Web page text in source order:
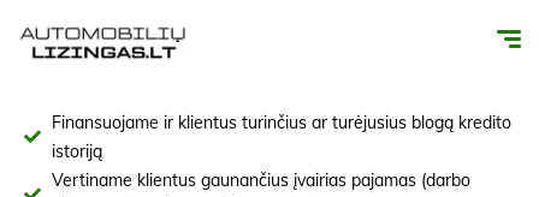
Finansuojame ir klientus turinčius ar turėjusius blogą kredito
istoriją
Vertiname klientus gaunančius įvairias pajamas (darbo